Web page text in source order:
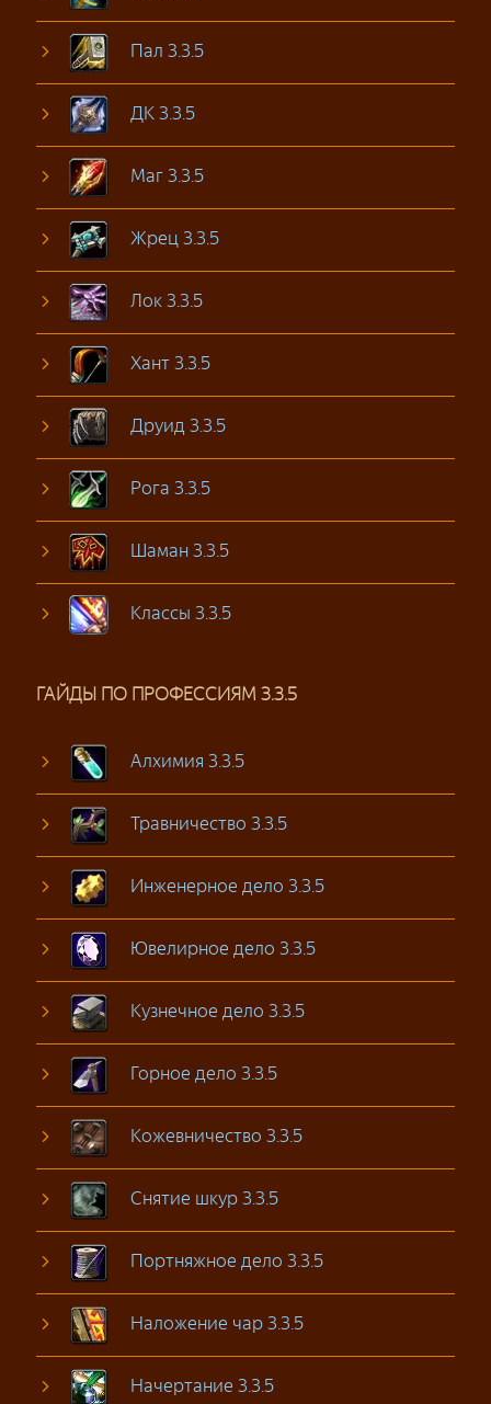
Пал 3.3.5
ДК 3.3.5
Маг 3.3.5
Жрец 3.3.5
Лок 3.3.5
Хант 3.3.5
Друид 3.3.5
Рога 3.3.5
Шаман 3.3.5
Классы 3.3.5
ГАЙДЫ ПО ПРОФЕССИЯМ 3.3.5
Алхимия 3.3.5
Травничество 3.3.5
Инженерное дело 3.3.5
Ювелирное дело 3.3.5
Кузнечное дело 3.3.5
Горное дело 3.3.5
Кожевничество 3.3.5
Снятие шкур 3.3.5
Портняжное дело 3.3.5
Наложение чар 3.3.5
Начертание 3.3.5